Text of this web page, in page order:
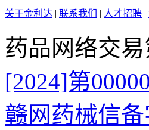
关于金利达 | 联系我们 | 人才招聘 |
药品网络交
[2024]第
赣网药械信